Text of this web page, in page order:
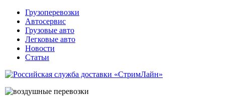
Грузоперевозки
Автосервис
Грузовые авто
Легковые авто
Новости
Статьи